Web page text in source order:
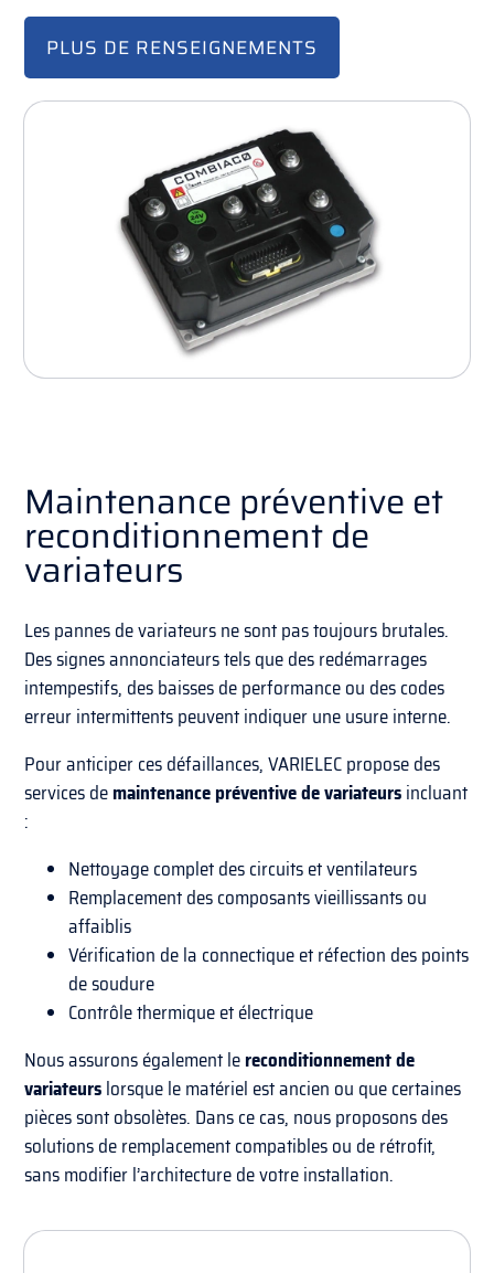
PLUS DE RENSEIGNEMENTS
Maintenance préventive et
reconditionnement de
variateurs
Les pannes de variateurs ne sont pas toujours brutales.
Des signes annonciateurs tels que des redémarrages
intempestifs, des baisses de performance ou des codes
erreur intermittents peuvent indiquer une usure interne.
Pour anticiper ces défaillances, VARIELEC propose des
services demaintenance préventive de variateursincluant
:
Nettoyage complet des circuits et ventilateurs
Remplacement des composants vieillissants ou
affaiblis
Vérification de la connectique et réfection des points
de soudure
Contrôle thermique et électrique
Nous assurons également lereconditionnement de
variateurslorsque le matériel est ancien ou que certaines
pièces sont obsolètes. Dans ce cas, nous proposons des
solutions de remplacement compatibles ou de rétrofit,
sans modifier l’architecture de votre installation.